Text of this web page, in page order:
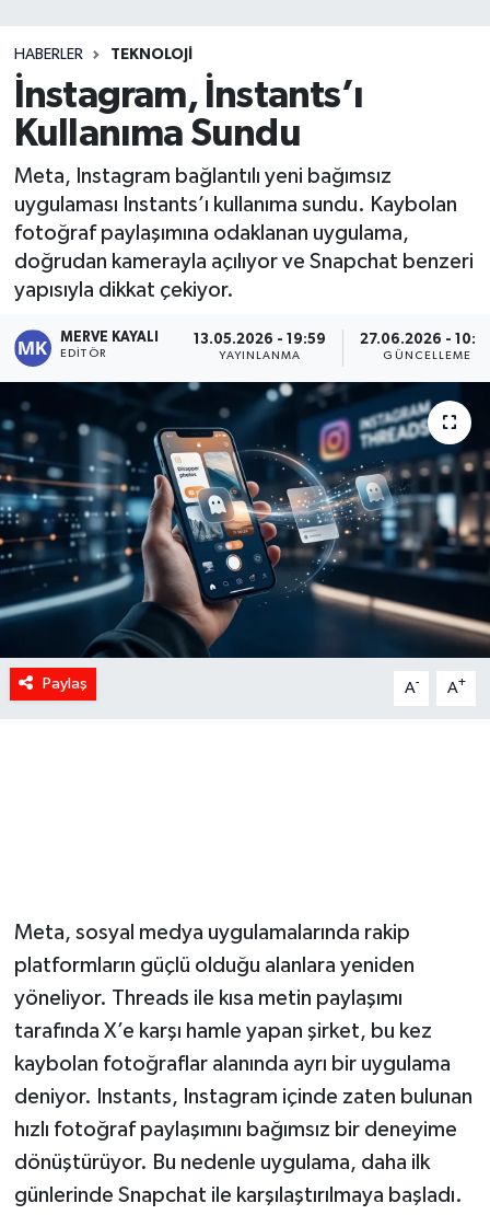
HABERLER TEKNOLOJI
İnstagram, İnstants’ı
Kullanıma Sundu
Meta, Instagram bağlantılı yeni bağımsız
uygulaması Instants’ı kullanıma sundu. Kaybolan
fotoğraf paylaşımına odaklanan uygulama,
doğrudan kamerayla açılıyor ve Snapchat benzeri
yapısıyla dikkat çekiyor.
MERVE KAYALI
EDITÖR
13.05.2026 - 19:59
YAYINLANMA
27.06.2026 -
GÜNCELLEME
Paylaş A- A+
Meta, sosyal medya uygulamalarında rakip
platformların güçlü olduğu alanlara yeniden
yöneliyor. Threads ile kısa metin paylaşımı
tarafında X’e karşı hamle yapan şirket, bu kez
kaybolan fotoğraflar alanında ayrı bir uygulama
deniyor. Instants, Instagram içinde zaten bulunan
hızlı fotoğraf paylaşımını bağımsız bir deneyime
dönüştürüyor. Bu nedenle uygulama, daha ilk
günlerinde Snapchat ile karşılaştırılmaya başladı.